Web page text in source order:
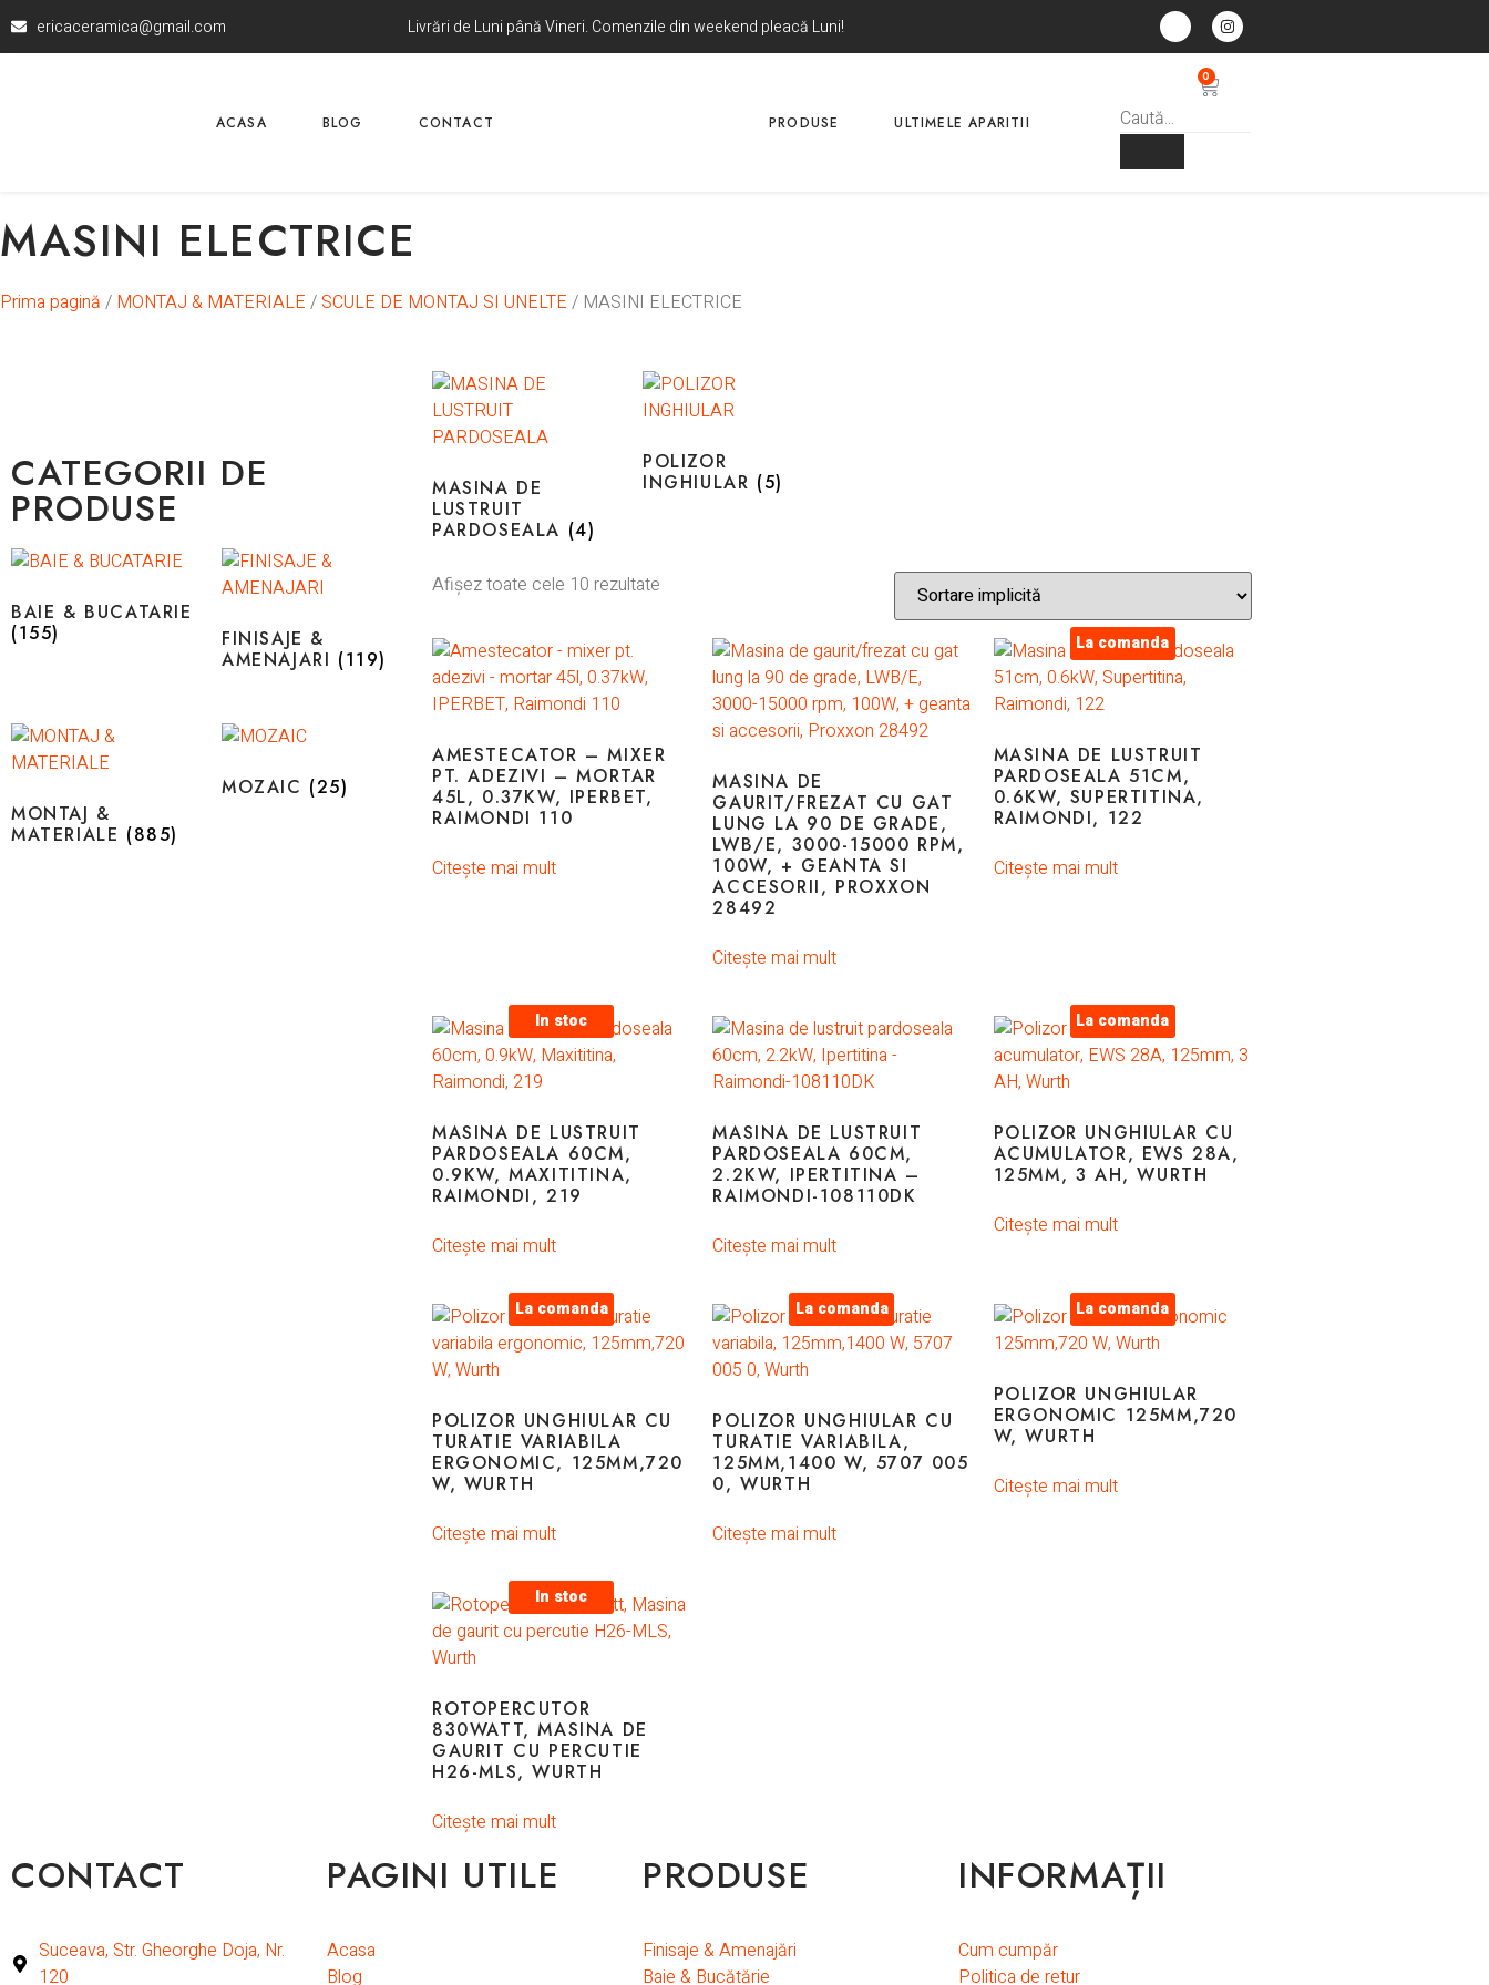
ericaceramica@gmail.com Livrări de Luni până Vineri. Comenzile din weekend pleacă Luni!
ACASA BLOG CONTACT PRODUSE ULTIMELE APARITII
0
MASINI ELECTRICE
Prima pagină / MONTAJ & MATERIALE / SCULE DE MONTAJ SI UNELTE / MASINI ELECTRICE
CATEGORII DE
PRODUSE
BAIE & BUCATARIE
(155)
FINISAJE &
AMENAJARI (119)
MONTAJ &
MATERIALE (885)
MOZAIC (25)
MASINA DE
LUSTRUIT
PARDOSEALA (4)
POLIZOR
INGHIULAR (5)
Afișez toate cele 10 rezultate
AMESTECATOR – MIXER
PT. ADEZIVI – MORTAR
45L, 0.37KW, IPERBET,
RAIMONDI 110
Citește mai mult
MASINA DE
GAURIT/FREZAT CU GAT
LUNG LA 90 DE GRADE,
LWB/E, 3000-15000 RPM,
100W, + GEANTA SI
ACCESORII, PROXXON
28492
Citește mai mult
La comanda
MASINA DE LUSTRUIT
PARDOSEALA 51CM,
0.6KW, SUPERTITINA,
RAIMONDI, 122
Citește mai mult
In stoc
MASINA DE LUSTRUIT
PARDOSEALA 60CM,
0.9KW, MAXITITINA,
RAIMONDI, 219
Citește mai mult
MASINA DE LUSTRUIT
PARDOSEALA 60CM,
2.2KW, IPERTITINA –
RAIMONDI-108110DK
Citește mai mult
La comanda
POLIZOR UNGHIULAR CU
ACUMULATOR, EWS 28A,
125MM, 3 AH, WURTH
Citește mai mult
La comanda
POLIZOR UNGHIULAR CU
TURATIE VARIABILA
ERGONOMIC, 125MM,720
W, WURTH
Citește mai mult
La comanda
POLIZOR UNGHIULAR CU
TURATIE VARIABILA,
125MM,1400 W, 5707 005
0, WURTH
Citește mai mult
La comanda
POLIZOR UNGHIULAR
ERGONOMIC 125MM,720
W, WURTH
Citește mai mult
In stoc
ROTOPERCUTOR
830WATT, MASINA DE
GAURIT CU PERCUTIE
H26-MLS, WURTH
Citește mai mult
CONTACT
Suceava, Str. Gheorghe Doja, Nr.
120
PAGINI UTILE
Acasa
Blog
PRODUSE
Finisaje & Amenajări
Baie & Bucătărie
INFORMAȚII
Cum cumpăr
Politica de retur